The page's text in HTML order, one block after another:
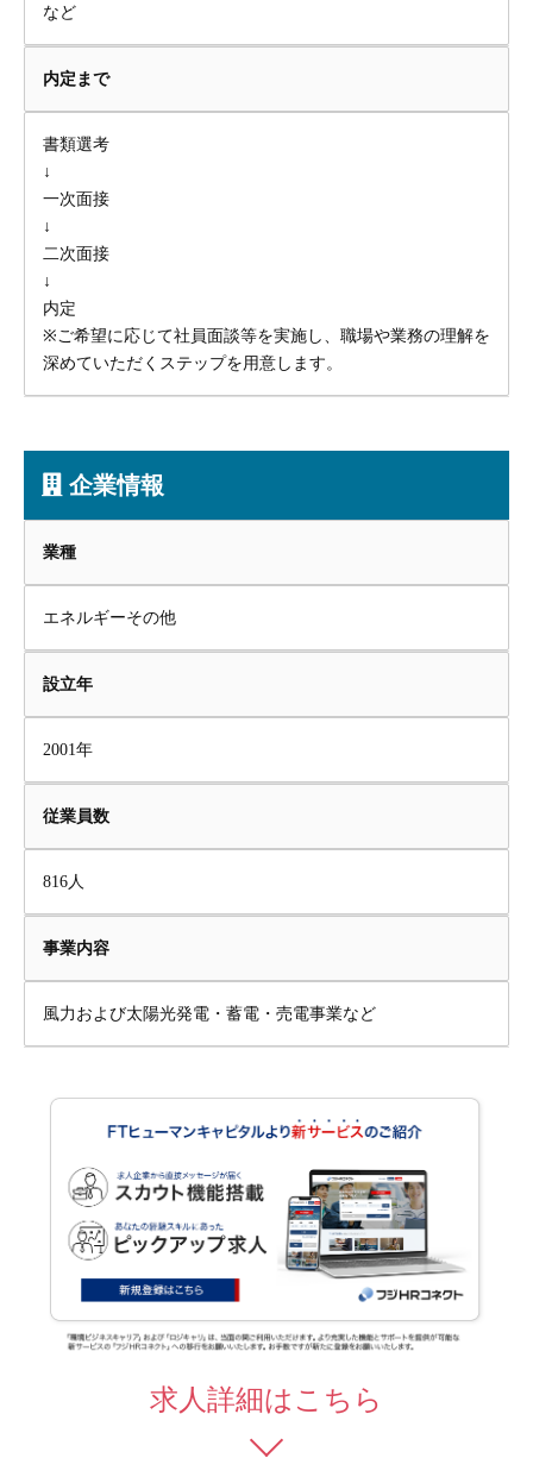
など
内定まで
書類選考
↓
一次面接
↓
二次面接
↓
内定
※ご希望に応じて社員面談等を実施し、職場や業務の理解を
深めていただくステップを用意します。
企業情報
業種
エネルギーその他
設立年
2001年
従業員数
816人
事業内容
風力および太陽光発電・蓄電・売電事業など
求人詳細はこちら